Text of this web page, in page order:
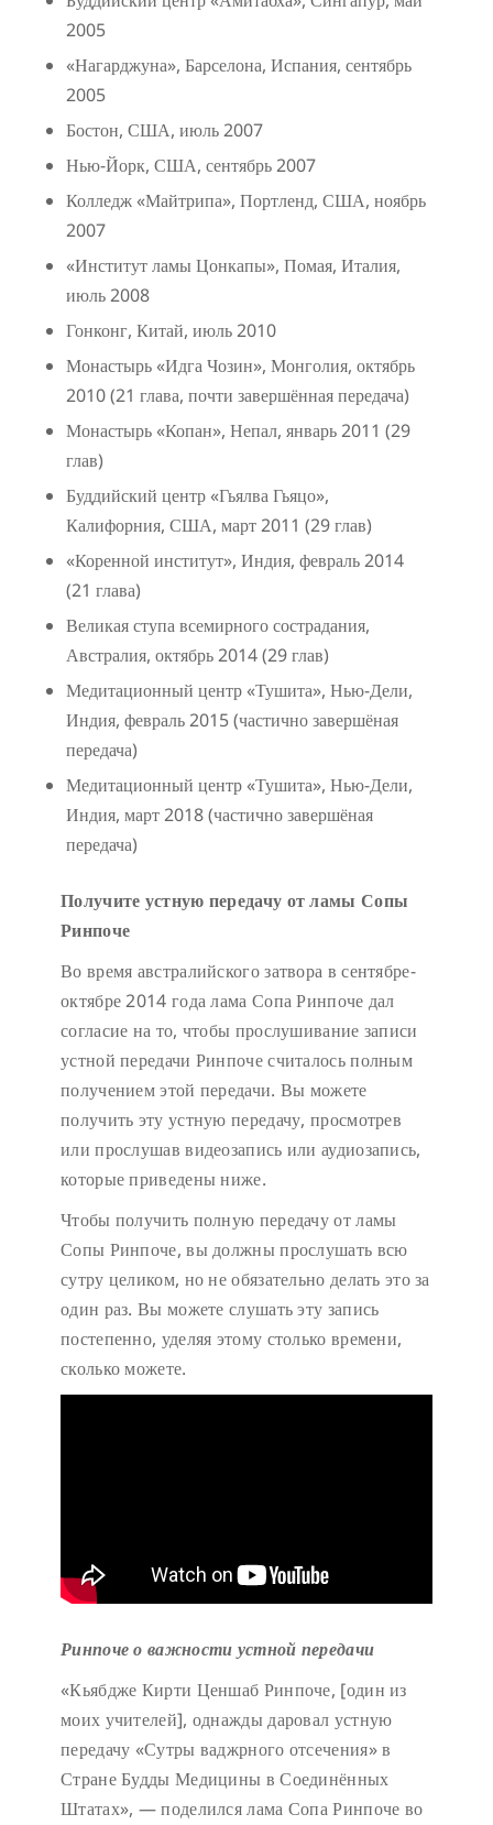
2005
«Нагарджуна», Барселона, Испания, сентябрь
2005
Бостон, США, июль 2007
Нью-Йорк, США, сентябрь 2007
Колледж «Майтрипа», Портленд, США, ноябрь
2007
«Институт ламы Цонкапы», Помая, Италия,
июль 2008
Гонконг, Китай, июль 2010
Монастырь «Идга Чозин», Монголия, октябрь
2010 (21 глава, почти завершённая передача)
Монастырь «Копан», Непал, январь 2011 (29
глав)
Буддийский центр «Гьялва Гьяцо»,
Калифорния, США, март 2011 (29 глав)
«Коренной институт», Индия, февраль 2014
(21 глава)
Великая ступа всемирного сострадания,
Австралия, октябрь 2014 (29 глав)
Медитационный центр «Тушита», Нью-Дели,
Индия, февраль 2015 (частично завершёная
передача)
Медитационный центр «Тушита», Нью-Дели,
Индия, март 2018 (частично завершёная
передача)
Получите устную передачу от ламы Сопы
Ринпоче
Во время австралийского затвора в сентябре-
октябре 2014 года лама Сопа Ринпоче дал
согласие на то, чтобы прослушивание записи
устной передачи Ринпоче считалось полным
получением этой передачи. Вы можете
получить эту устную передачу, просмотрев
или прослушав видеозапись или аудиозапись,
которые приведены ниже.
Чтобы получить полную передачу от ламы
Сопы Ринпоче, вы должны прослушать всю
сутру целиком, но не обязательно делать это за
один раз. Вы можете слушать эту запись
постепенно, уделяя этому столько времени,
сколько можете.
Ринпоче о важности устной передачи
«Кьябдже Кирти Ценшаб Ринпоче, [один из
моих учителей], однажды даровал устную
передачу «Сутры ваджрного отсечения» в
Стране Будды Медицины в Соединённых
Штатах», — поделился лама Сопа Ринпоче во